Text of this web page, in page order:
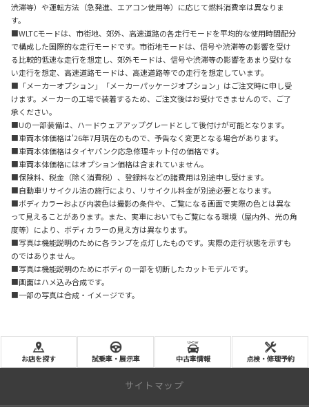
渋滞等）や運転方法（急発進、エアコン使用等）に応じて燃料消費率は異なりま
す。
■WLTCモードは、市街地、郊外、高速道路の各走行モードを平均的な使用時間配分
で構成した国際的な走行モードです。市街地モードは、信号や渋滞等の影響を受け
る比較的低速な走行を想定し、郊外モードは、信号や渋滞等の影響をあまり受けな
い走行を想定、高速道路モードは、高速道路等での走行を想定しています。
■「メーカーオプション」「メーカーパッケージオプション」はご注文時に申し受
けます。メーカーの工場で装着するため、ご注文後はお受けできませんので、ご了
承ください。
■Uの一部装備は、ハードウェアアップグレードとして後付けが可能となります。
■車両本体価格は'26年7月現在のもので、予告なく変更となる場合があります。
■車両本体価格はタイヤパンク応急修理キット付の価格です。
■車両本体価格にはオプション価格は含まれていません。
■保険料、税金（除く消費税）、登録料などの諸費用は別途申し受けます。
■自動車リサイクル法の施行により、リサイクル料金が別途必要となります。
■ボディカラーおよび内装色は撮影の条件や、ご覧になる画面で実際の色とは異な
って見えることがあります。また、実車においてもご覧になる環境（屋内外、光の角
度等）により、ボディカラーの見え方は異なります。
■写真は機能説明のために各ランプを点灯したものです。実際の走行状態を示すも
のではありません。
■写真は機能説明のためにボディの一部を切断したカットモデルです。
■画面はハメ込み合成です。
■一部の写真は合成・イメージです。
お店を探す 試乗車・展示車 中古車情報 点検・修理予約
サイトマップ